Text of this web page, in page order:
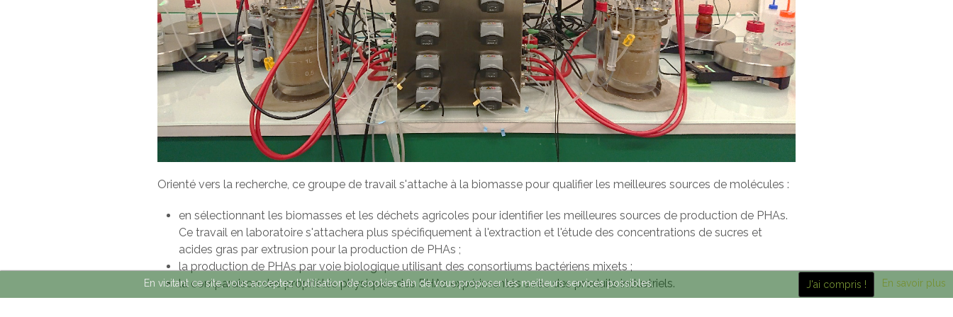
Orienté vers la recherche, ce groupe de travail s'attache à la biomasse pour qualifier les meilleures sources de molécules :
en sélectionnant les biomasses et les déchets agricoles pour identifier les meilleures sources de production de PHAs.
Ce travail en laboratoire s'attachera plus spécifiquement à l'extraction et l'étude des concentrations de sucres et
acides gras par extrusion pour la production de PHAs ;
la production de PHAs par voie biologique utilisant des consortiums bactériens mixets ;
la comparaison des propriétés physiques des PHAs expérimentés avec des produits industriels.
En visitant ce site, vous acceptez l'utilisation de cookies afin de vous proposer les meilleurs services possibles. J'ai compris ! En savoir plus